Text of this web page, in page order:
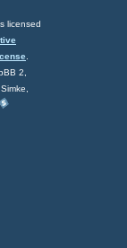
licensed
2,